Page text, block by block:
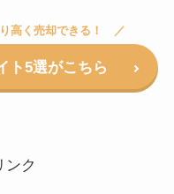
高く売却できる！
ト5選がこちら
ンク